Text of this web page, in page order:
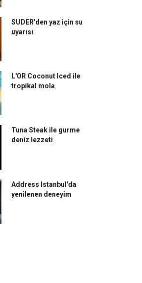
Moda Deniz Kulübü;
SUDER'den yaz için su
uyarısı
L'OR Coconut Iced ile
tropikal mola
Tuna Steak ile gurme
deniz lezzeti
Address Istanbul'da
yenilenen deneyim